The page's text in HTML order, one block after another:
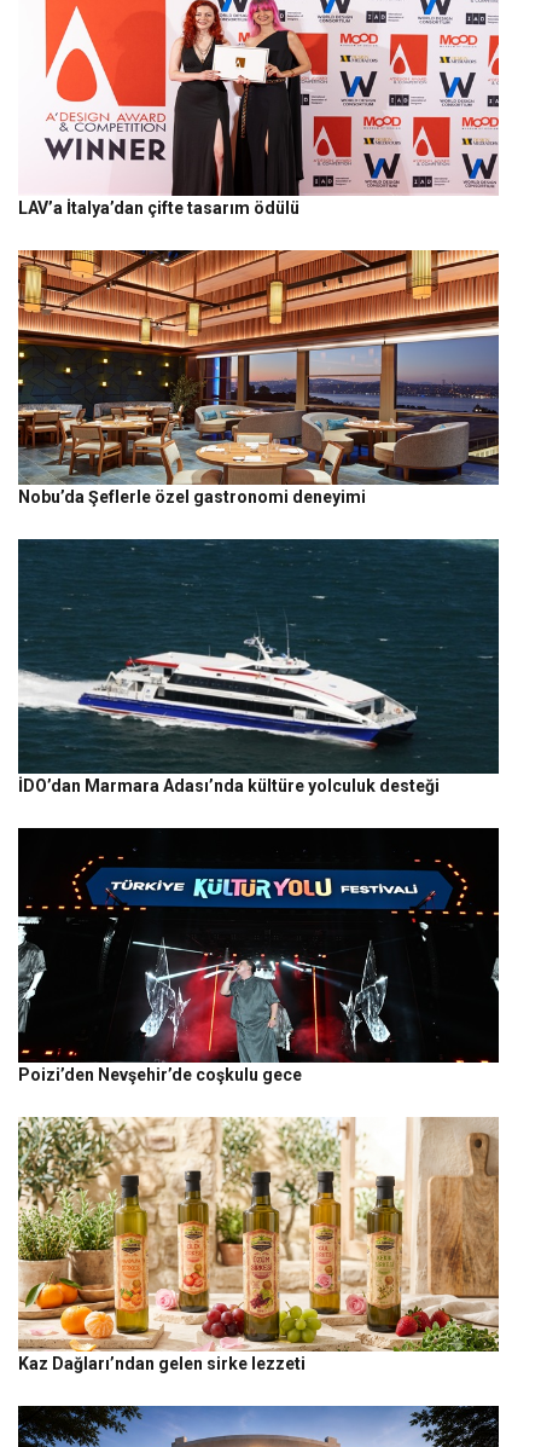
LAV’a İtalya’dan çifte tasarım ödülü
Nobu’da Şeflerle özel gastronomi deneyimi
İDO’dan Marmara Adası’nda kültüre yolculuk desteği
Poizi’den Nevşehir’de coşkulu gece
Kaz Dağları’ndan gelen sirke lezzeti